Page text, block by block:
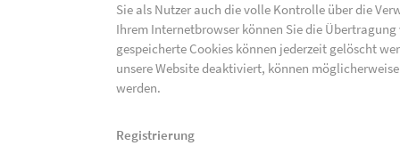
Sie als Nutzer auch die volle Kontrolle über die
Ihrem Internetbrowser können Sie die
gespeicherte Cookies können jederzeit gelöscht
unsere Website deaktiviert, können
werden.
Registrierung